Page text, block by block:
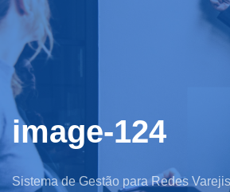
content
image-124
Sistema de Gestão para Redes